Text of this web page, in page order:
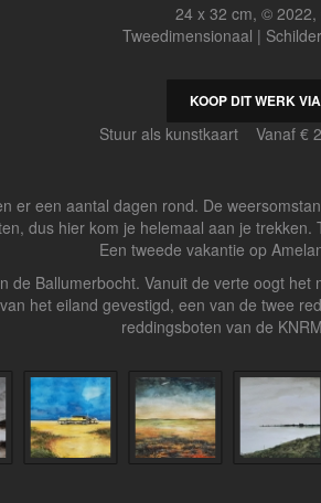
24 x 32 cm, © 2022,
Tweedimensionaal |
KOOP DIT WERK
Stuur als kunstkaart Vanaf €
er een aantal dagen rond. De
dus hier kom je helemaal aan je
Een tweede vakantie op
Ballumerbocht. Vanuit de verte oogt
het eiland gevestigd, een van de twee
reddingsboten van de